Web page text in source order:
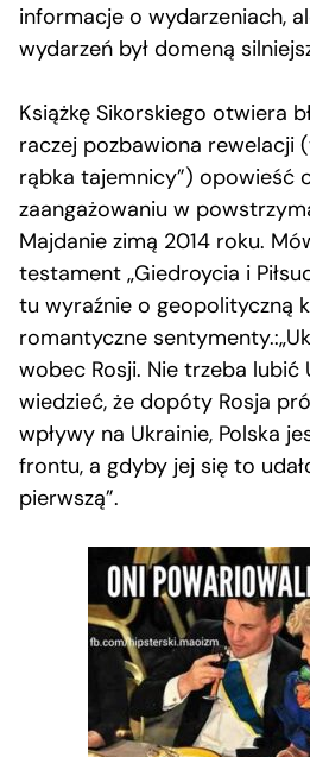
informacje o wydarzeniach,
wydarzeń był domeną
Książkę Sikorskiego otwiera
raczej pozbawiona rewelacji
rąbka tajemnicy”) opowieść
zaangażowaniu w
Majdanie zimą 2014 roku.
testament „Giedroycia i
tu wyraźnie o geopolityczną
romantyczne
wobec Rosji. Nie trzeba lubić
wiedzieć, że dopóty Rosja
wpływy na Ukrainie, Polska
frontu, a gdyby jej się to
pierwszą”.